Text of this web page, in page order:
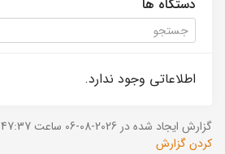
دستگاه ها
اطلاعاتی وجود ندارد.
گزارش ایجاد شده در 2026-08-06 ساعت 12:47:37 (UTC +03:30).
کردن گزارش